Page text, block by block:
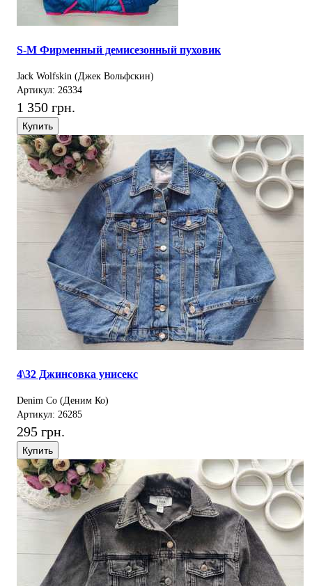
S-M Фирменный демисезонный пуховик
Jack Wolfskin (Джек Вольфскин)
Артикул: 26334
1 350 грн.
Купить
4\32 Джинсовка унисекс
Denim Co (Деним Ко)
Артикул: 26285
295 грн.
Купить